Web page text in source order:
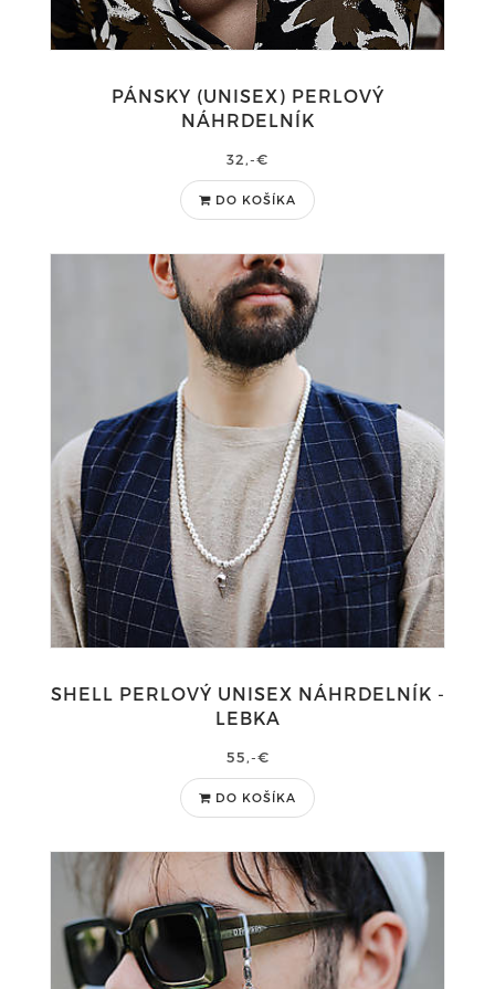
PÁNSKY (UNISEX) PERLOVÝ
NÁHRDELNÍK
32,-€
DO KOŠÍKA
SHELL PERLOVÝ UNISEX NÁHRDELNÍK -
LEBKA
55,-€
DO KOŠÍKA